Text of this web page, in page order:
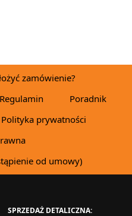
zamówienie?
Regulamin
Poradnik
Polityka prywatności
od umowy)
SPRZEDAŻ DETALICZNA: